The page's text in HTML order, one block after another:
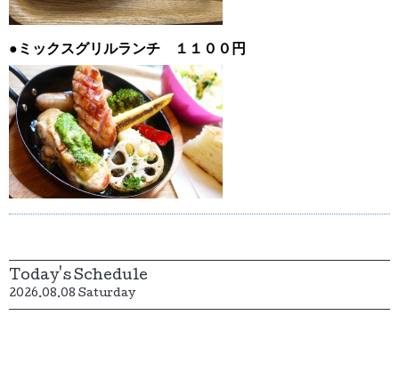
●ミックスグリルランチ １１００円
Today's Schedule
2026.08.08 Saturday